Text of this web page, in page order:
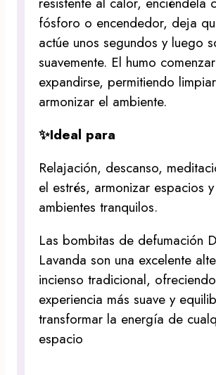
fósforo o encendedor, deja
actúe unos segundos y luego
suavemente. El humo
expandirse, permitiendo
armonizar el ambiente.
✨Ideal para
Relajación, descanso,
el estrés, armonizar espacios
ambientes tranquilos.
Las bombitas de defumación
Lavanda son una excelente
incienso tradicional,
experiencia más suave y
transformar la energía de
espacio